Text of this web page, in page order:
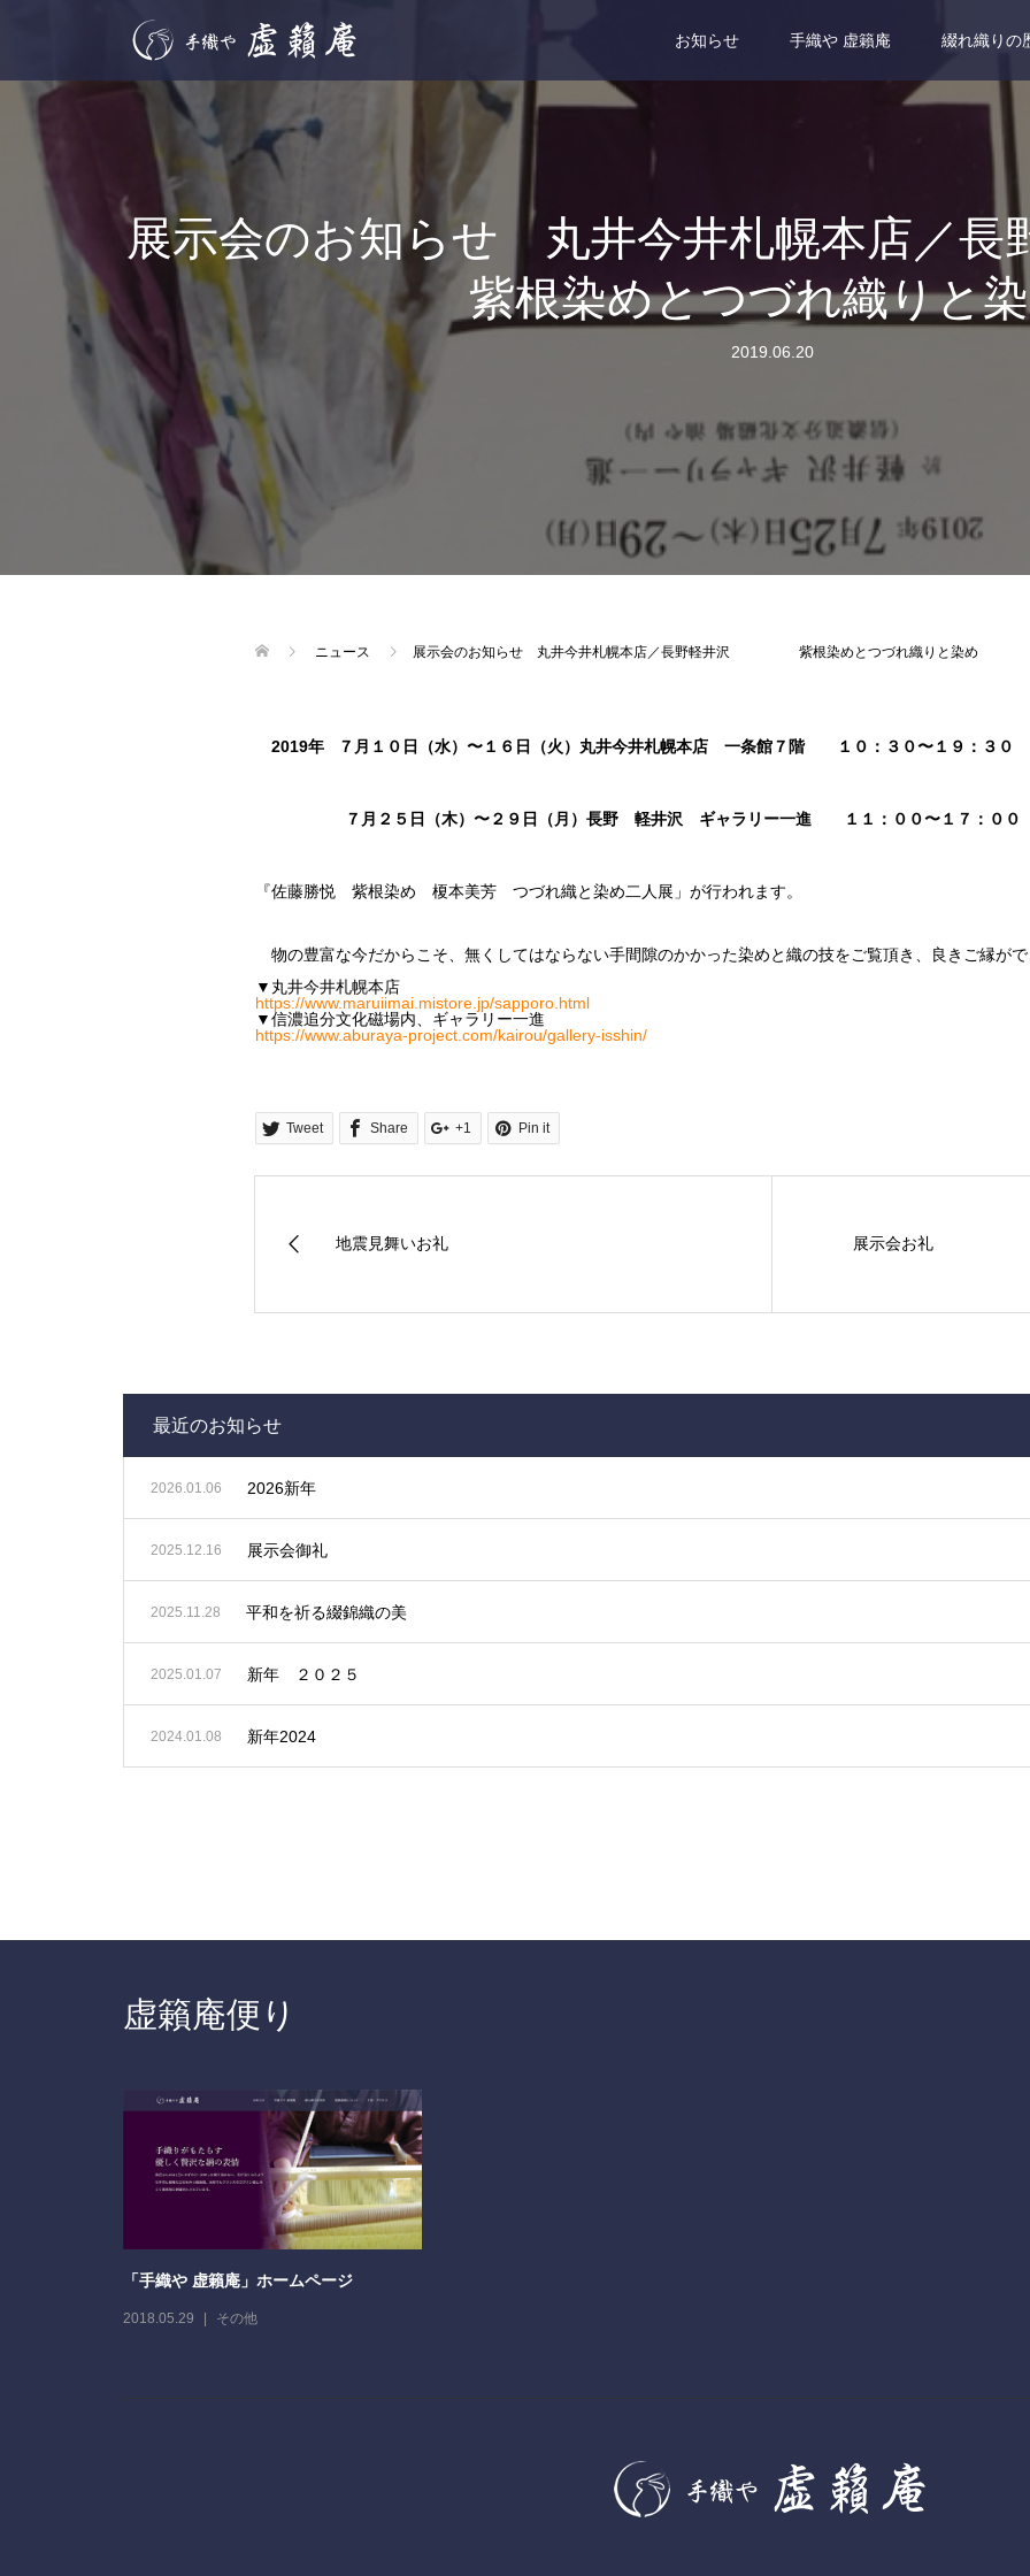
お知らせ 手織や 虚籟庵 綴れ織りの
展示会のお知らせ 丸井今井札幌本
紫根染めとつづれ織りと
2019.06.20
ニュース 展示会のお知らせ 丸井今井札幌本店／長野軽井沢 紫根染めとつづれ織りと染め
2019年 ７月１０日（水）〜１６日（火）丸井今井札幌本店 一条館７階 １０：３０〜１９：３０
７月２５日（木）〜２９日（月）長野 軽井沢 ギャラリー一進 １１：００〜１７：００
『佐藤勝悦 紫根染め 榎本美芳 つづれ織と染め二人展」が行われます。
物の豊富な今だからこそ、無くしてはならない手間隙のかかった染めと織の技をご覧頂き、良きご縁がで
▼丸井今井札幌本店
https://www.maruiimai.mistore.jp/sapporo.html
▼信濃追分文化磁場内、ギャラリー一進
https://www.aburaya-project.com/kairou/gallery-isshin/
Tweet Share +1 Pin it
地震見舞いお礼 展示会お礼
最近のお知らせ
2026.01.06 2026新年
2025.12.16 展示会御礼
2025.11.28 平和を祈る綴錦織の美
2025.01.07 新年 ２０２５
2024.01.08 新年2024
虚籟庵便り
「手織や 虚籟庵」ホームページ
2018.05.29 その他